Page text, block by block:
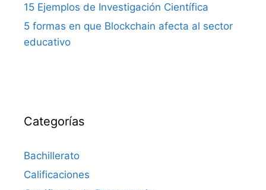
15 Ejemplos de Investigación Científica
5 formas en que Blockchain afecta al sector
educativo
Categorías
Bachillerato
Calificaciones